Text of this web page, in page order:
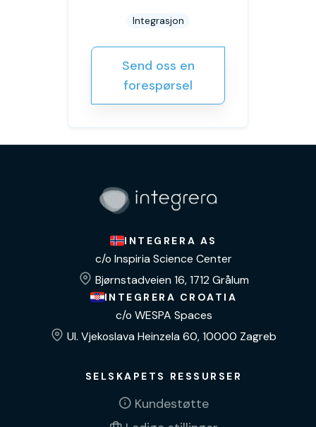
Integrasjon
Send oss en
forespørsel
INTEGRERA AS
c/o Inspiria Science Center
Bjørnstadveien 16, 1712 Grålum
INTEGRERA CROATIA
c/o WESPA Spaces
Ul. Vjekoslava Heinzela 60, 10000 Zagreb
SELSKAPETS RESSURSER
Kundestøtte